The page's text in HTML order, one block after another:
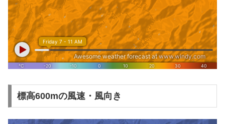
標高600mの風速・風向き